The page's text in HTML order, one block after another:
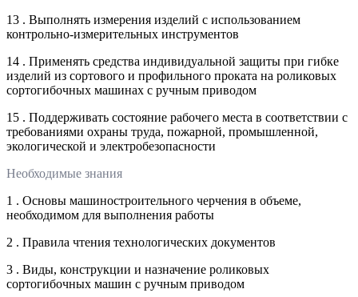
13 . Выполнять измерения изделий с использованием
контрольно-измерительных инструментов
14 . Применять средства индивидуальной защиты при гибке
изделий из сортового и профильного проката на роликовых
сортогибочных машинах с ручным приводом
15 . Поддерживать состояние рабочего места в соответствии с
требованиями охраны труда, пожарной, промышленной,
экологической и электробезопасности
Необходимые знания
1 . Основы машиностроительного черчения в объеме,
необходимом для выполнения работы
2 . Правила чтения технологических документов
3 . Виды, конструкции и назначение роликовых
сортогибочных машин с ручным приводом